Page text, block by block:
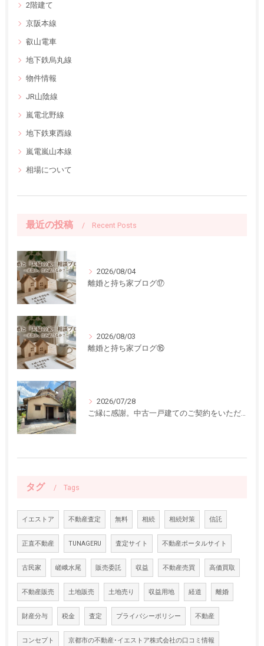
2階建て
京阪本線
叡山電車
地下鉄烏丸線
物件情報
JR山陰線
嵐電北野線
地下鉄東西線
嵐電嵐山本線
相場について
最近の投稿 Recent Posts
2026/08/04
離婚と持ち家ブログ⑰
2026/08/03
離婚と持ち家ブログ⑯
2026/07/28
ご縁に感謝。中古一戸建てのご契約をいただきました
タグ Tags
イエストア 不動産査定 無料 相続 相続対策 信託
正直不動産 TUNAGERU 査定サイト 不動産ポータルサイト
古民家 嵯峨水尾 販売委託 収益 不動産売買 高価買取
不動産販売 土地販売 土地売り 収益用地 経道 離婚
財産分与 税金 査定 プライバシーポリシー 不動産
コンセプト 京都市の不動産･イエストア株式会社の口コミ情報